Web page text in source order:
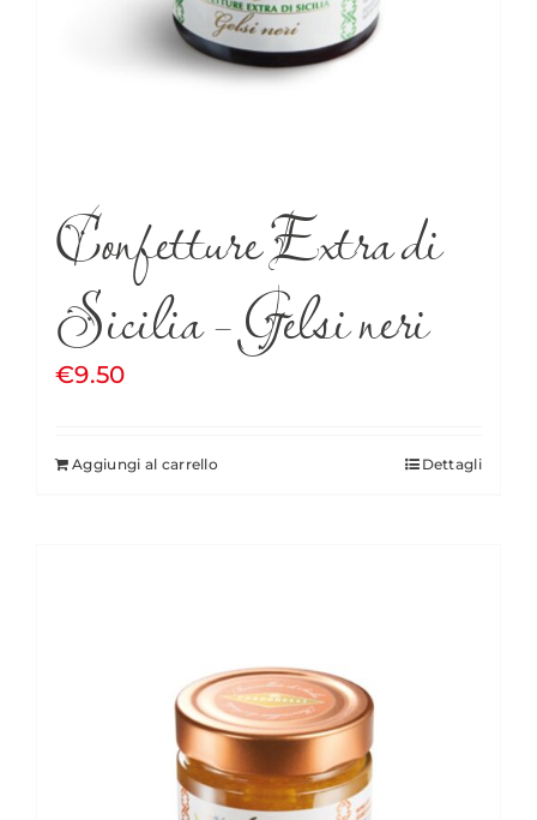
Confetture Extra di
Sicilia – Gelsi neri
€9.50
Aggiungi al carrello Dettagli